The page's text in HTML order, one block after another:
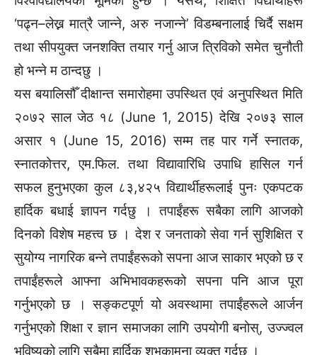
‘पढ्न–लेख्न मात्रै जान्ने, अरु नजान्ने’ विडम्बनालाई चिर्दै सक्षम
तथा सीपयुक्त जनशक्ति तयार गर्नु आज त्रिविको समेत चुनौती
हो भन्ने म ठान्दछु ।
यस बयालिसौँ दीक्षान्त समारोहमा उपस्थित एवं अनुपस्थित मिति
२०७२ साल जेठ १८ (June 1, 2015) देखि २०७३ साल
असार १ (June 15, 2016) सम्म तह पार गर्ने स्नातक,
स्नातकोत्तर, एम.फिल. तथा विद्यावारिधि उपाधि हासिल गर्न
सफल हुनुभएका कुल ८३,४२५ विद्यार्थीहरूलाई पुनः एकपटक
हार्दिक बधाई ज्ञापन गर्दछु । तपाईंहरू सबैका लागि आजको
दिनको विशेष महत्त्व छ । देश र जनताको सेवा गर्न सुशिक्षित र
सुयोग्य नागरिक बन्ने तपाईंहरूको सपना आज साकार भएको छ र
तपाईंहरूले आफ्ना अभिभावकहरूको सपना पनि आज पूरा
गर्नुभएको छ । सङ्कटपूर्ण यो अवस्थामा तपाईंहरूले आर्जन
गर्नुभएको शिक्षा र ज्ञान समाजका लागि उपयोगी बनोस्, उज्ज्वल
भविष्यको लागि सबैमा हार्दिक शुभकामना व्यक्त गर्दछु ।